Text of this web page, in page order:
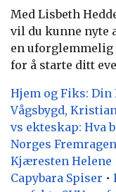
Med Lisbeth
vil du kunne nyte
en uforglemmelig
for å starte ditt
Hjem og Fiks:
Vågsbygd,
vs ekteskap: Hva
Norges
Kjæresten Helene
Capybara Spiser •